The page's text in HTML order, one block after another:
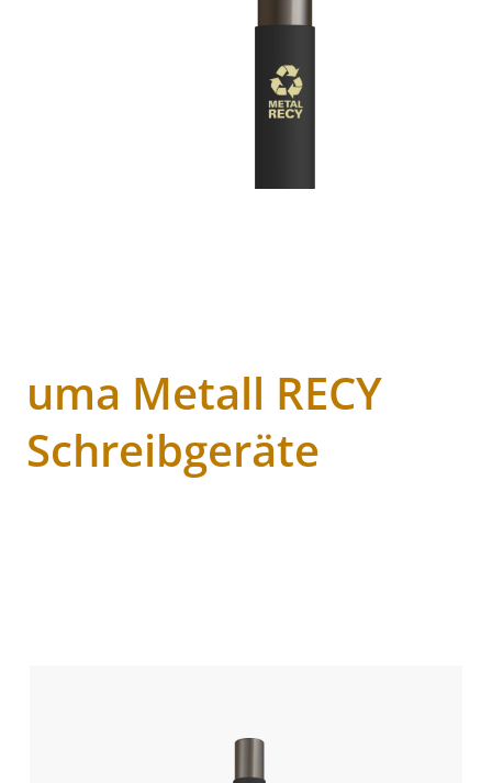
uma Metall RECY
Schreibgeräte